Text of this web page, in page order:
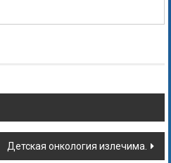
Детская онкология излечима.